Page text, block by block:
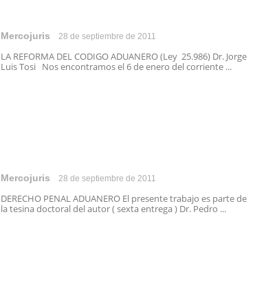
Mercojuris 28 de septiembre de 2011
LA REFORMA DEL CODIGO ADUANERO (Ley 25.986) Dr. Jorge
Luis Tosi Nos encontramos el 6 de enero del corriente ...
Mercojuris 28 de septiembre de 2011
DERECHO PENAL ADUANERO El presente trabajo es parte de
la tesina doctoral del autor ( sexta entrega ) Dr. Pedro ...